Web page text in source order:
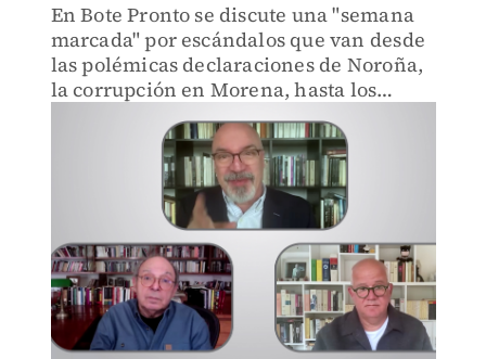
En Bote Pronto se discute una "semana
marcada" por escándalos que van desde
las polémicas declaraciones de Noroña,
la corrupción en Morena, hasta los
bloqueos y marchas.